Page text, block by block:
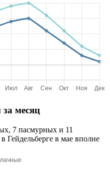
месяц
7 пасмурных и 11
Гейдельберге в мае вполне